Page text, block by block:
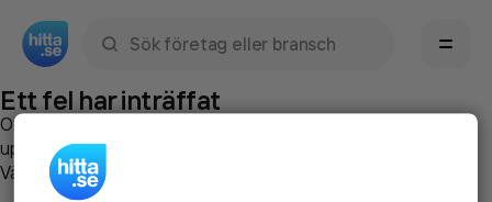
Ett fel har inträffat
Om du vill kan du
uppstod så att vi lättare och snabbare kan avhjälpa det.
Vänligen försök med följande: